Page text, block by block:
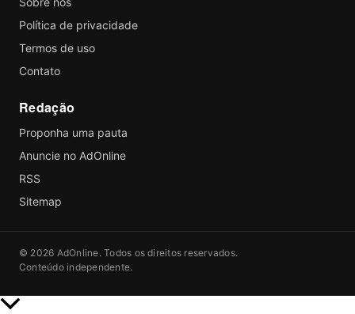
Política de privacidade
Termos de uso
Contato
Redação
Proponha uma pauta
Anuncie no AdOnline
RSS
Sitemap
© 2026 AdOnline. Todos os direitos reservados.
Conteúdo independente.